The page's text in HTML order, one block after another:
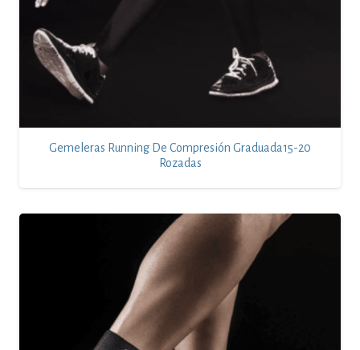
Gemeleras Running De Compresión Graduada15-20
Rozadas